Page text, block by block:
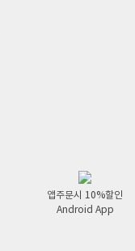
앱주문시 10%할인
Android App